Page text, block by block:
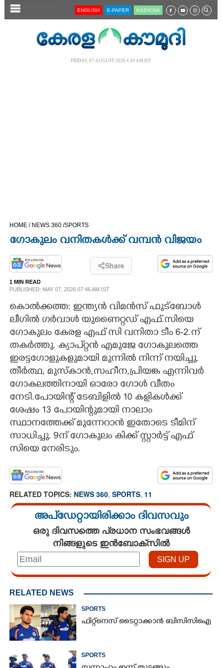
SECTIONS
OPINION
PHOTOS
LIFESTYLE
SPIRITUAL
INFO+
ASTRO
LITERATURE
ENGLISH E-PAPER KĀZHCHA
FRIDAY, 07 AUGUST 2026 4.39 AM IST
HOME / NEWS 360 /SPORTS
ഗോകുലം വനിതകൾക്ക് വമ്പൻ വിജയം
Share
1 MIN READ
PUBLISHED: MAY 07, 2026 07:46 AM IST
കൊൽക്കത്ത: ഇന്ത്യൻ വിമൻസ് ഫുട്ബോൾ
ലീഗിൽ ഗർവാൾ യുണൈറ്റഡ് എഫ്.സിയെ
ഗോകുലം കേരള എഫ് സി വനിതാ ടീം 6-2.ന്
തകർത്തു. ക്യാപ്റ്റൻ എമുജേ ഗോകുലത്തെ
ഇരട്ടഗോളുകളുമായി മുന്നിൽ നിന്ന് നയിച്ചു.
തീർത്ഥ,​ മുസ്കാൻ,​സഹീന,പ്രിയങ്ക എന്നിവർ
ഗോകലത്തിനായി ഓരോ ഗോ​ൾ വീതം
നേടി.പോയിന്റ് ടേബിളിൽ 10 കളികൾക്ക്
ശേഷം 13 പോയിന്റുമായി നാലാം
സ്ഥാനത്തേക്ക് മുന്നേറാൻ ഇതോടെ ടീമിന്
സാധിച്ചു. 9ന് ഗോകുലം കിക്ക്‌ സ്റ്റാർട്ട് എഫ്
സിയെ നേരിടും.
RELATED TOPICS: NEWS 360, SPORTS, 11
അപ്ഡേറ്റായിരിക്കാം ദിവസവും
ഒരു ദിവസത്തെ പ്രധാന സംഭവങ്ങൾ
നിങ്ങളുടെ ഇൻബോക്സിൽ
RELATED NEWS
SPORTS
ഫിറ്റ്നെസ് ടൈറ്റാക്കാൻ ബിസിസിഐ
SPORTS